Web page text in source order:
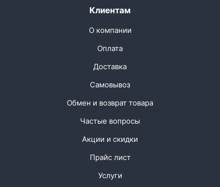
Клиентам
О компании
Оплата
Доставка
Самовывоз
Обмен и возврат товара
Частые вопросы
Акции и скидки
Прайс лист
Услуги